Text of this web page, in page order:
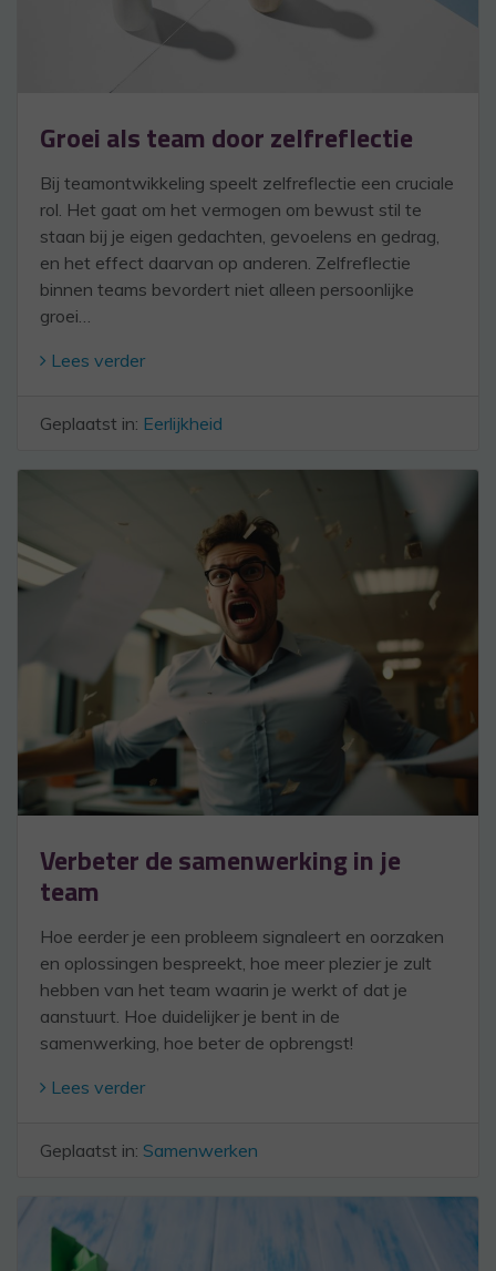
Groei als team door zelfreflectie
Bij teamontwikkeling speelt zelfreflectie een cruciale
rol. Het gaat om het vermogen om bewust stil te
staan bij je eigen gedachten, gevoelens en gedrag,
en het effect daarvan op anderen. Zelfreflectie
binnen teams bevordert niet alleen persoonlijke
groei…
Lees verder
Geplaatst in: Eerlijkheid
Verbeter de samenwerking in je
team
Hoe eerder je een probleem signaleert en oorzaken
en oplossingen bespreekt, hoe meer plezier je zult
hebben van het team waarin je werkt of dat je
aanstuurt. Hoe duidelijker je bent in de
samenwerking, hoe beter de opbrengst!
Lees verder
Geplaatst in: Samenwerken